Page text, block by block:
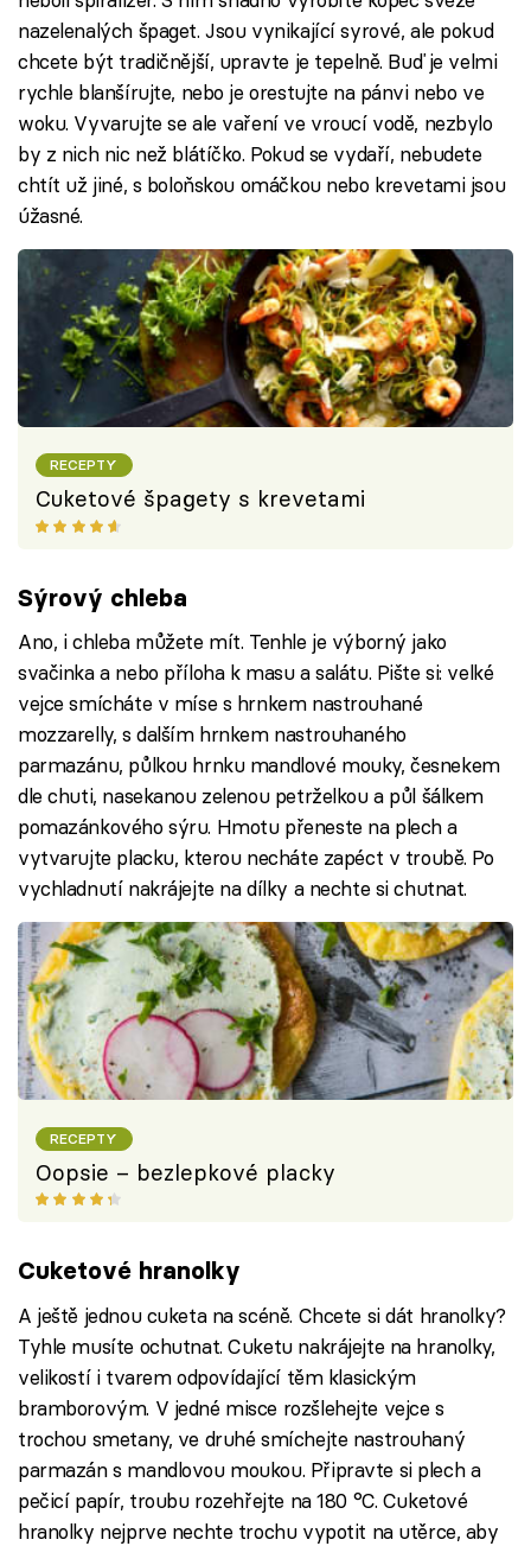
nazelenalých špaget. Jsou vynikající syrové, ale pokud
chcete být tradičnější, upravte je tepelně. Buď je velmi
rychle blanšírujte, nebo je orestujte na pánvi nebo ve
woku. Vyvarujte se ale vaření ve vroucí vodě, nezbylo
by z nich nic než blátíčko. Pokud se vydaří, nebudete
chtít už jiné, s boloňskou omáčkou nebo krevetami jsou
úžasné.
RECEPTY
Cuketové špagety s krevetami
Sýrový chleba
Ano, i chleba můžete mít. Tenhle je výborný jako
svačinka a nebo příloha k masu a salátu. Pište si: velké
vejce smícháte v míse s hrnkem nastrouhané
mozzarelly, s dalším hrnkem nastrouhaného
parmazánu, půlkou hrnku mandlové mouky, česnekem
dle chuti, nasekanou zelenou petrželkou a půl šálkem
pomazánkového sýru. Hmotu přeneste na plech a
vytvarujte placku, kterou necháte zapéct v troubě. Po
vychladnutí nakrájejte na dílky a nechte si chutnat.
RECEPTY
Oopsie – bezlepkové placky
Cuketové hranolky
A ještě jednou cuketa na scéně. Chcete si dát hranolky?
Tyhle musíte ochutnat. Cuketu nakrájejte na hranolky,
velikostí i tvarem odpovídající těm klasickým
bramborovým. V jedné misce rozšlehejte vejce s
trochou smetany, ve druhé smíchejte nastrouhaný
parmazán s mandlovou moukou. Připravte si plech a
pečicí papír, troubu rozehřejte na 180 °C. Cuketové
hranolky nejprve nechte trochu vypotit na utěrce, aby